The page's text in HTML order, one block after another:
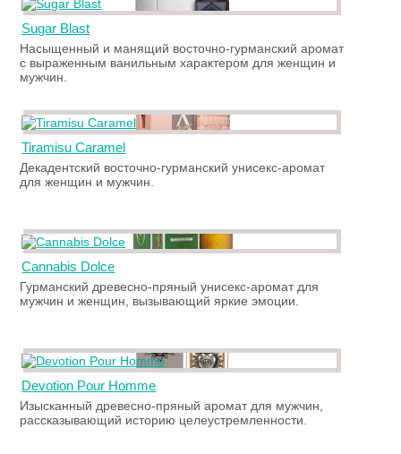
Sugar Blast
Насыщенный и манящий восточно-гурманский аромат
с выраженным ванильным характером для женщин и
мужчин.
Tiramisu Caramel
Декадентский восточно-гурманский унисекс-аромат
для женщин и мужчин.
Cannabis Dolce
Гурманский древесно-пряный унисекс-аромат для
мужчин и женщин, вызывающий яркие эмоции.
Devotion Pour Homme
Изысканный древесно-пряный аромат для мужчин,
рассказывающий историю целеустремленности.